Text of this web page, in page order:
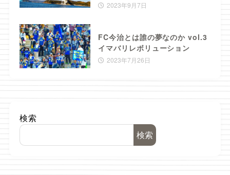
2023年9月7日
FC今治とは誰の夢なのか vol.3
イマバリレボリューション
2023年7月26日
検索
検索